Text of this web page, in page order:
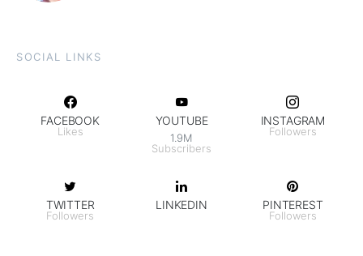
SOCIAL LINKS
FACEBOOK
Likes
YOUTUBE
1.9M
Subscribers
INSTAGRAM
Followers
TWITTER
Followers
LINKEDIN PINTEREST
Followers